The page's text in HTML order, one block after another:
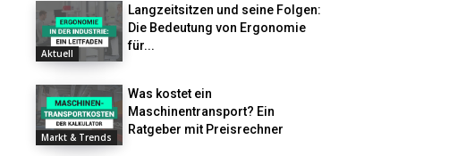
Aktuell
Langzeitsitzen und seine Folgen:
Die Bedeutung von Ergonomie
für...
Markt & Trends
Was kostet ein
Maschinentransport? Ein
Ratgeber mit Preisrechner